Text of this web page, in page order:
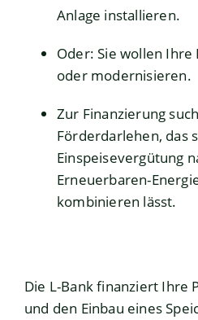
Anlage installieren.
Oder: Sie wollen Ihre
oder modernisieren.
Zur Finanzierung
Förderdarlehen, das
Einspeisevergütung
Erneuerbaren-
kombinieren lässt.
Die L-Bank finanziert Ihre
und den Einbau eines